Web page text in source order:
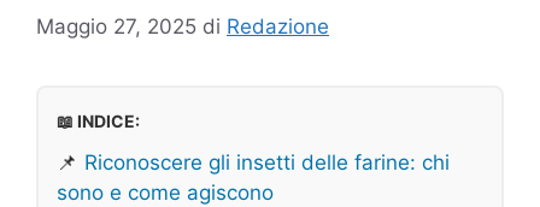
Maggio 27, 2025 di Redazione
📖 INDICE:
📌 Riconoscere gli insetti delle farine: chi
sono e come agiscono